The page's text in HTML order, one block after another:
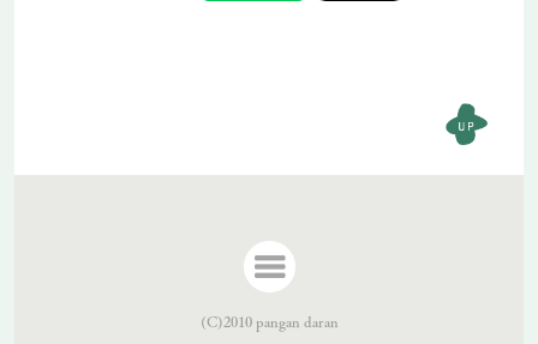
(C)2010 pangan daran